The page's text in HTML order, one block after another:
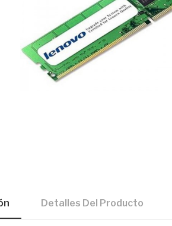
Detalles Del Producto